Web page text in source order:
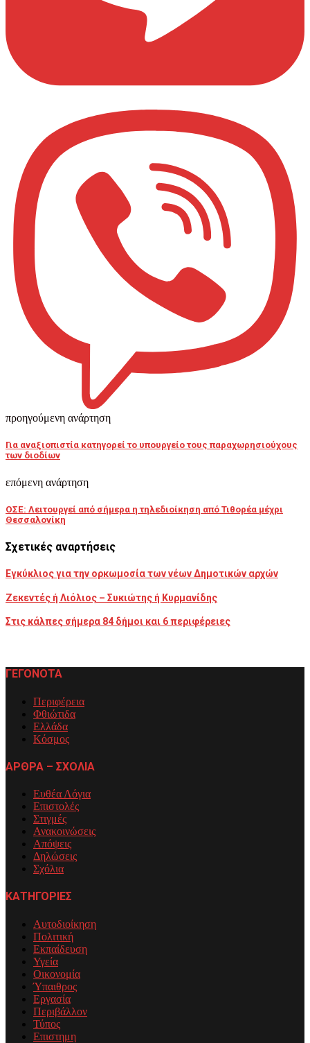
προηγούμενη ανάρτηση
Για αναξιοπιστία κατηγορεί το υπουργείο τους παραχωρησιούχους
των διοδίων
επόμενη ανάρτηση
ΟΣΕ: Λειτουργεί από σήμερα η τηλεδιοίκηση από Τιθορέα μέχρι
Θεσσαλονίκη
Σχετικές αναρτήσεις
Εγκύκλιος για την ορκωμοσία των νέων Δημοτικών αρχών
Ζεκεντές ή Λιόλιος – Συκιώτης ή Κυρμανίδης
Στις κάλπες σήμερα 84 δήμοι και 6 περιφέρειες
ΓΕΓΟΝΟΤΑ
Περιφέρεια
Φθιώτιδα
Ελλάδα
Κόσμος
ΑΡΘΡΑ – ΣΧΟΛΙΑ
Ευθέα Λόγια
Επιστολές
Στιγμές
Ανακοινώσεις
Απόψεις
Δηλώσεις
Σχόλια
ΚΑΤΗΓΟΡΙΕΣ
Αυτοδιοίκηση
Πολιτική
Εκπαίδευση
Υγεία
Οικονομία
Ύπαιθρος
Εργασία
Περιβάλλον
Τύπος
Επιστημη